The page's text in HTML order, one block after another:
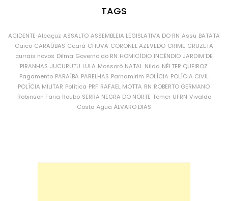
TAGS
ACIDENTE Alcaçuz ASSALTO ASSEMBLEIA LEGISLATIVA DO RN Assu BATATA
Caicó CARAÚBAS Ceará CHUVA CORONEL AZEVEDO CRIME CRUZETA
currais novos Dilma Governo do RN HOMICÍDIO INCÊNDIO JARDIM DE
PIRANHAS JUCURUTU LULA Mossoró NATAL Nilda NÉLTER QUEIROZ
Pagamento PARAÍBA PARELHAS Parnamirim POLÍCIA POLÍCIA CIVIL
POLÍCIA MILITAR Política PRF RAFAEL MOTTA RN ROBERTO GERMANO
Robinson Faria Roubo SERRA NEGRA DO NORTE Temer UFRN Vivaldo
Costa Água ÁLVARO DIAS